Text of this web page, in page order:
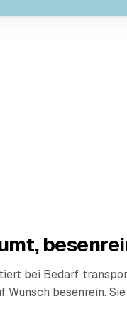
bei Bedarf,
besenrein.